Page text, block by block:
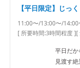
【平日限定】じっ
11:00〜/13:00〜/
[ 所要時間:3時間程度][
平日だ
見渡す